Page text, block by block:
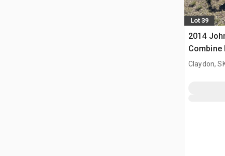
Lot 39
2014
Combine
Claydon,